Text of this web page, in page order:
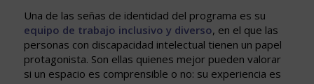
Una de las señas de identidad del programa es su
equipo de trabajo inclusivo y diverso, en el que las
personas con discapacidad intelectual tienen un papel
protagonista. Son ellas quienes mejor pueden valorar
si un espacio es comprensible o no: su experiencia es